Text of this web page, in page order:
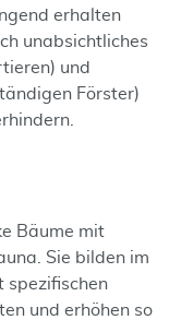
erhalten
unabsichtliches
und
Förster)
Bäume mit
Sie bilden im
spezifischen
und erhöhen so